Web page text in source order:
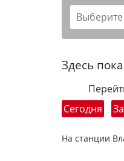
Здесь
Сегодня
На станции